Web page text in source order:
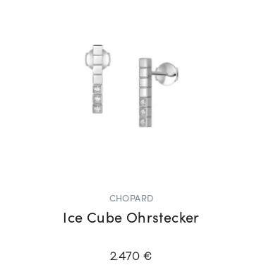
CHOPARD
Ice Cube Ohrstecker
2.470 €